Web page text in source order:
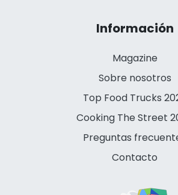
Información
Magazine
Sobre nosotros
Top Food Trucks
Cooking The Street
Preguntas
Contacto